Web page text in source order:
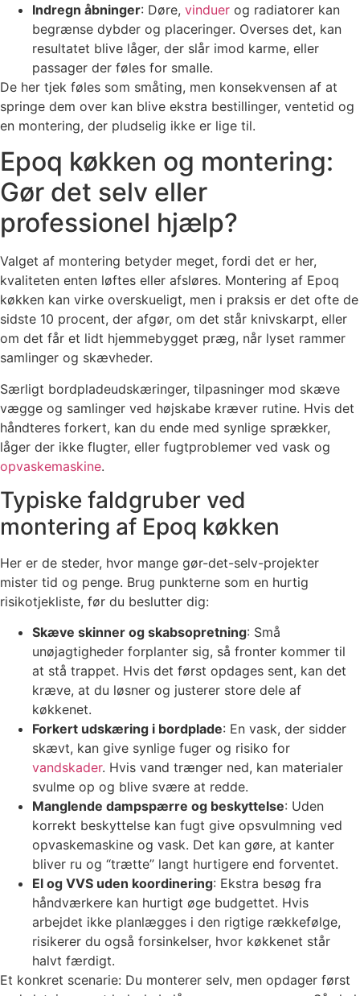
Indregn åbninger: Døre, vinduer og radiatorer kan
begrænse dybder og placeringer. Overses det, kan
resultatet blive låger, der slår imod karme, eller
passager der føles for smalle.
De her tjek føles som småting, men konsekvensen af at
springe dem over kan blive ekstra bestillinger, ventetid og
en montering, der pludselig ikke er lige til.
Epoq køkken og montering:
Gør det selv eller
professionel hjælp?
Valget af montering betyder meget, fordi det er her,
kvaliteten enten løftes eller afsløres. Montering af Epoq
køkken kan virke overskueligt, men i praksis er det ofte de
sidste 10 procent, der afgør, om det står knivskarpt, eller
om det får et lidt hjemmebygget præg, når lyset rammer
samlinger og skævheder.
Særligt bordpladeudskæringer, tilpasninger mod skæve
vægge og samlinger ved højskabe kræver rutine. Hvis det
håndteres forkert, kan du ende med synlige sprækker,
låger der ikke flugter, eller fugtproblemer ved vask og
opvaskemaskine.
Typiske faldgruber ved
montering af Epoq køkken
Her er de steder, hvor mange gør-det-selv-projekter
mister tid og penge. Brug punkterne som en hurtig
risikotjekliste, før du beslutter dig:
Skæve skinner og skabsopretning: Små
unøjagtigheder forplanter sig, så fronter kommer til
at stå trappet. Hvis det først opdages sent, kan det
kræve, at du løsner og justerer store dele af
køkkenet.
Forkert udskæring i bordplade: En vask, der sidder
skævt, kan give synlige fuger og risiko for
vandskader. Hvis vand trænger ned, kan materialer
svulme op og blive svære at redde.
Manglende dampspærre og beskyttelse: Uden
korrekt beskyttelse kan fugt give opsvulmning ved
opvaskemaskine og vask. Det kan gøre, at kanter
bliver ru og “trætte” langt hurtigere end forventet.
El og VVS uden koordinering: Ekstra besøg fra
håndværkere kan hurtigt øge budgettet. Hvis
arbejdet ikke planlægges i den rigtige rækkefølge,
risikerer du også forsinkelser, hvor køkkenet står
halvt færdigt.
Et konkret scenarie: Du monterer selv, men opdager først